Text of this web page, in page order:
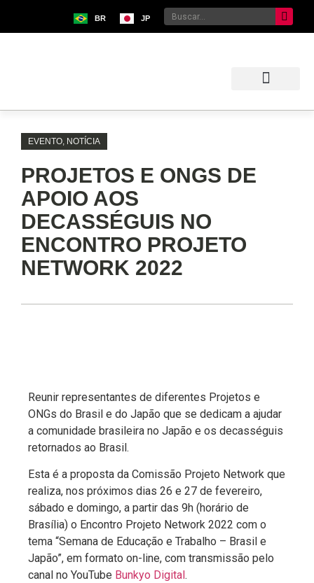
BR JP
EVENTO, NOTÍCIA
PROJETOS E ONGS DE
APOIO AOS
DECASSÉGUIS NO
ENCONTRO PROJETO
NETWORK 2022
Reunir representantes de diferentes Projetos e
ONGs do Brasil e do Japão que se dedicam a ajudar
a comunidade brasileira no Japão e os decasséguis
retornados ao Brasil.
Esta é a proposta da Comissão Projeto Network que
realiza, nos próximos dias 26 e 27 de fevereiro,
sábado e domingo, a partir das 9h (horário de
Brasília) o Encontro Projeto Network 2022 com o
tema “Semana de Educação e Trabalho – Brasil e
Japão”, em formato on-line, com transmissão pelo
canal no YouTube Bunkyo Digital .